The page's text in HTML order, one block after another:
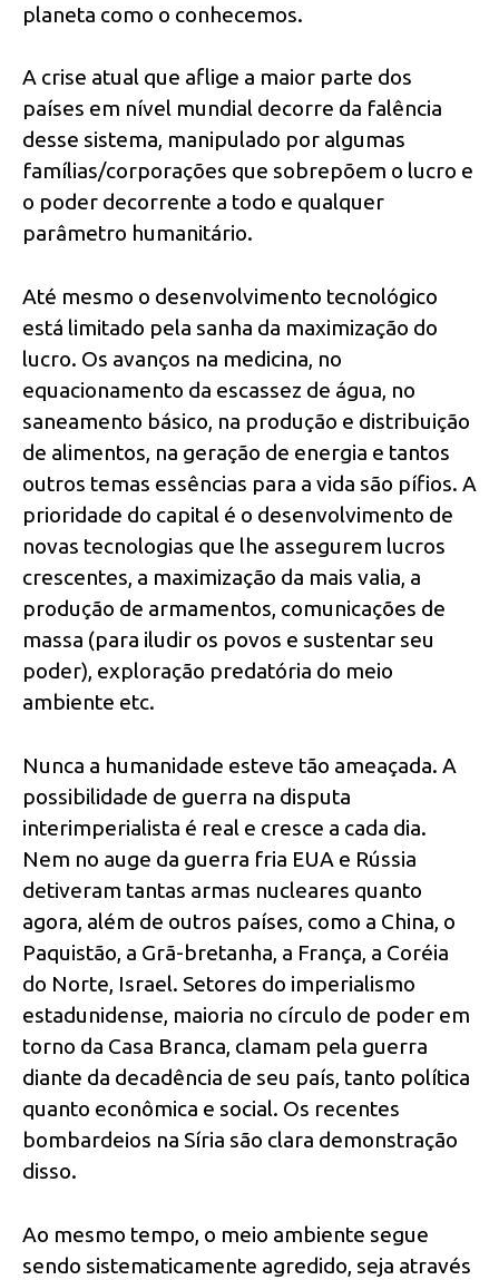
planeta como o conhecemos.
A crise atual que aflige a maior parte dos
países em nível mundial decorre da falência
desse sistema, manipulado por algumas
famílias/corporações que sobrepõem o lucro e
o poder decorrente a todo e qualquer
parâmetro humanitário.
Até mesmo o desenvolvimento tecnológico
está limitado pela sanha da maximização do
lucro. Os avanços na medicina, no
equacionamento da escassez de água, no
saneamento básico, na produção e distribuição
de alimentos, na geração de energia e tantos
outros temas essências para a vida são pífios. A
prioridade do capital é o desenvolvimento de
novas tecnologias que lhe assegurem lucros
crescentes, a maximização da mais valia, a
produção de armamentos, comunicações de
massa (para iludir os povos e sustentar seu
poder), exploração predatória do meio
ambiente etc.
Nunca a humanidade esteve tão ameaçada. A
possibilidade de guerra na disputa
interimperialista é real e cresce a cada dia.
Nem no auge da guerra fria EUA e Rússia
detiveram tantas armas nucleares quanto
agora, além de outros países, como a China, o
Paquistão, a Grã-bretanha, a França, a Coréia
do Norte, Israel. Setores do imperialismo
estadunidense, maioria no círculo de poder em
torno da Casa Branca, clamam pela guerra
diante da decadência de seu país, tanto política
quanto econômica e social. Os recentes
bombardeios na Síria são clara demonstração
disso.
Ao mesmo tempo, o meio ambiente segue
sendo sistematicamente agredido, seja através